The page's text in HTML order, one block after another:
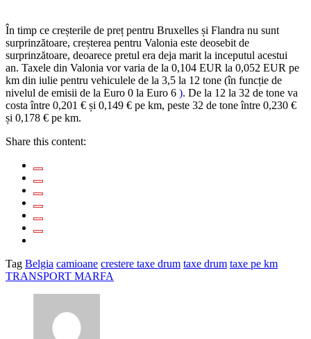
În timp ce creșterile de preț pentru Bruxelles și Flandra nu sunt
surprinzătoare, creșterea pentru Valonia este deosebit de
surprinzătoare, deoarece pretul era deja marit la inceputul acestui
an. Taxele din Valonia vor varia de la 0,104 EUR la 0,052 EUR pe
km din iulie pentru vehiculele de la 3,5 la 12 tone (în funcție de
nivelul de emisii de la Euro 0 la Euro 6 ). De la 12 la 32 de tone va
costa între 0,201 € și 0,149 € pe km, peste 32 de tone între 0,230 €
și 0,178 € pe km.
Share this content:
Tag Belgia camioane crestere taxe drum taxe drum taxe pe km
TRANSPORT MARFA